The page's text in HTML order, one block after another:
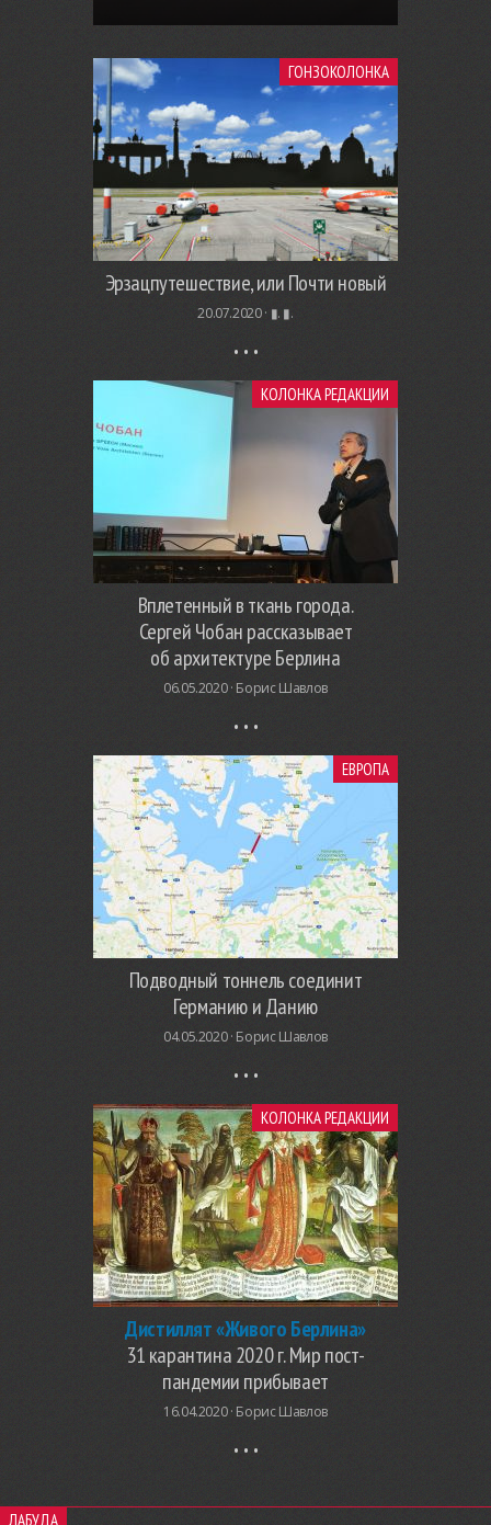
ГОНЗОКОЛОНКА
Эрзацпутешествие, или Почти новый
20.07.2020 · ▮. ▮.
КОЛОНКА РЕДАКЦИИ
Вплетенный в ткань города.
Сергей Чобан рассказывает
об архитектуре Берлина
06.05.2020 · Борис Шавлов
ЕВРОПА
Подводный тоннель соединит
Германию и Данию
04.05.2020 · Борис Шавлов
КОЛОНКА РЕДАКЦИИ
Дистиллят «Живого Берлина»
31 карантина 2020 г. Мир пост-
пандемии прибывает
16.04.2020 · Борис Шавлов
ЛАБУДА